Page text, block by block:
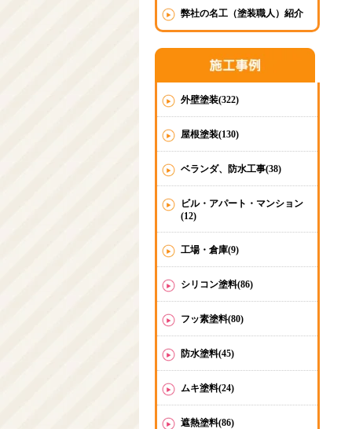
弊社の名工（塗装職人）紹介
外壁塗装(322)
屋根塗装(130)
ベランダ、防水工事(38)
ビル・アパート・マンション
(12)
工場・倉庫(9)
シリコン塗料(86)
フッ素塗料(80)
防水塗料(45)
ムキ塗料(24)
遮熱塗料(86)